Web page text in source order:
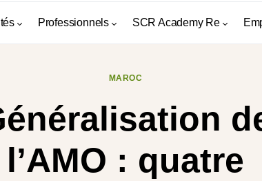
Professionnels SCR Academy Re
MAROC
l’AMO : quatre